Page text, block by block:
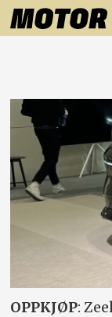
OPPKJØP: